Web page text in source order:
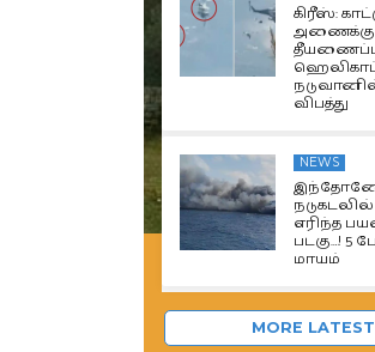
கிரீஸ்:
விபத்து
NEWS
எரிந்த
படகு…! 5
மாயம்
MORE